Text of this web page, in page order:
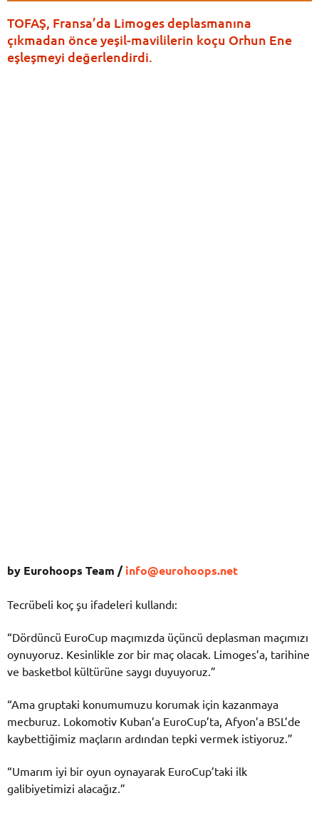
TOFAŞ, Fransa’da Limoges deplasmanına
çıkmadan önce yeşil-mavililerin koçu Orhun Ene
eşleşmeyi değerlendirdi.
by Eurohoops Team /info@eurohoops.net
Tecrübeli koç şu ifadeleri kullandı:
“Dördüncü EuroCup maçımızda üçüncü deplasman maçımızı
oynuyoruz. Kesinlikle zor bir maç olacak. Limoges’a, tarihine
ve basketbol kültürüne saygı duyuyoruz.”
“Ama gruptaki konumumuzu korumak için kazanmaya
mecburuz. Lokomotiv Kuban’a EuroCup’ta, Afyon’a BSL’de
kaybettiğimiz maçların ardından tepki vermek istiyoruz.”
“Umarım iyi bir oyun oynayarak EuroCup’taki ilk
galibiyetimizi alacağız.”